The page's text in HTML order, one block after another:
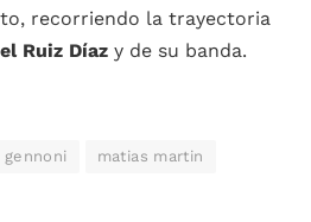
recorriendo la trayectoria
Ruiz Díaz y de su banda.
gennoni matias martin